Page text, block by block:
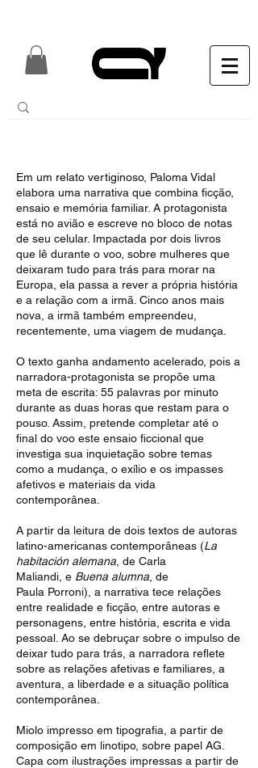
Em um relato vertiginoso, Paloma Vidal
elabora uma narrativa que combina ficção,
ensaio e memória familiar. A protagonista
está no avião e escreve no bloco de notas
de seu celular. Impactada por dois livros
que lê durante o voo, sobre mulheres que
deixaram tudo para trás para morar na
Europa, ela passa a rever a própria história
e a relação com a irmã. Cinco anos mais
nova, a irmã também empreendeu,
recentemente, uma viagem de mudança.
O texto ganha andamento acelerado, pois a
narradora-protagonista se propõe uma
meta de escrita: 55 palavras por minuto
durante as duas horas que restam para o
pouso. Assim, pretende completar até o
final do voo este ensaio ficcional que
investiga sua inquietação sobre temas
como a mudança, o exílio e os impasses
afetivos e materiais da vida
contemporânea.
A partir da leitura de dois textos de autoras
latino-americanas contemporâneas (La
habitación alemana , de Carla
Maliandi, e Buena alumna , de
Paula Porroni), a narrativa tece relações
entre realidade e ficção, entre autoras e
personagens, entre história, escrita e vida
pessoal. Ao se debruçar sobre o impulso de
deixar tudo para trás, a narradora reflete
sobre as relações afetivas e familiares, a
aventura, a liberdade e a situação política
contemporânea.
Miolo impresso em tipografia, a partir de
composição em linotipo, sobre papel AG.
Capa com ilustrações impressas a partir de